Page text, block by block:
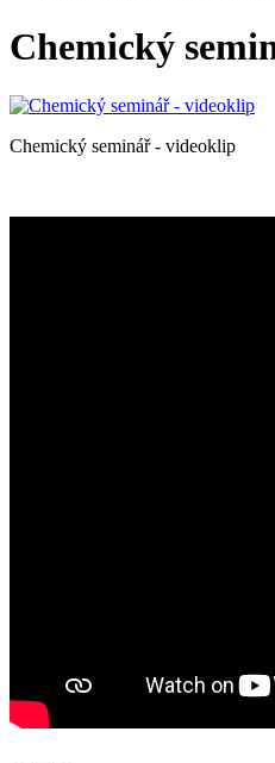
Chemický
Chemický seminář - videoklip